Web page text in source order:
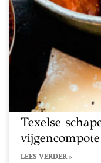
Texelse
vijgencompote
LEES VERDER »